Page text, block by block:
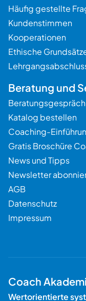
Häufig gestellte
Kundenstimmen
Kooperationen
Ethische
Beratung und
Katalog bestellen
Coaching-
Gratis Broschüre
News und Tipps
Newsletter
AGB
Datenschutz
Impressum
Coach
Wertorientierte